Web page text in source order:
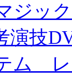
ジッ
技
ム